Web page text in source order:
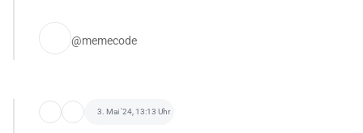
@memecode
3. Mai '24, 13:13 Uhr